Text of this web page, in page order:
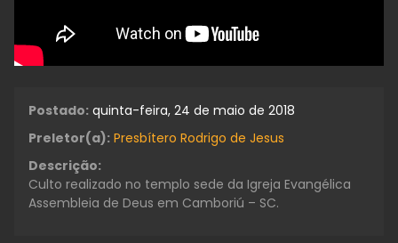
Postado: quinta-feira, 24 de maio de 2018
Preletor(a): Presbítero Rodrigo de Jesus
Descrição:
Culto realizado no templo sede da Igreja Evangélica
Assembleia de Deus em Camboriú – SC.